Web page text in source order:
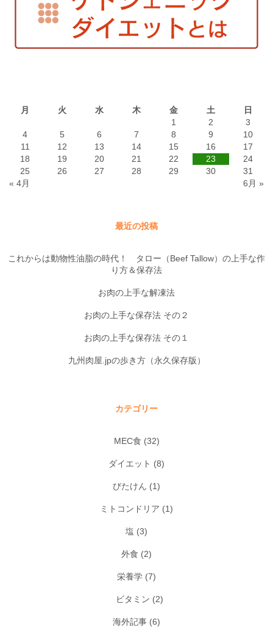
月 火 水 木 金 土
日
1
2
3
4
5 6 7 8 9
10
11
12 13 14 15 16
17
18
19 20 21 22 23
24
25
26 27 28 29 30
31
« 4月
6月 »
最近の投稿
これからは動物性油脂の時代！ タロー（Beef Tallow）の上手な作
り方＆保存法
お肉の上手な解凍法
お肉の上手な保存法 その２
お肉の上手な保存法 その１
九州肉屋.jpの歩き方（永久保存版）
カテゴリー
MEC食 (32)
ダイエット (8)
びたけん (1)
ミトコンドリア (1)
塩 (3)
外食 (2)
栄養学 (7)
ビタミン (2)
海外記事 (6)